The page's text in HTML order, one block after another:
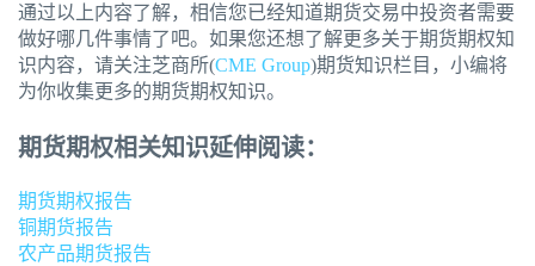
通过以上内容了解，相信您已经知道期货交易中投资者需要
做好哪几件事情了吧。如果您还想了解更多关于期货期权知
识内容，请关注芝商所(CME Group)期货知识栏目，小编将
为你收集更多的期货期权知识。
期货期权相关知识延伸阅读：
期货期权报告
铜期货报告
农产品期货报告